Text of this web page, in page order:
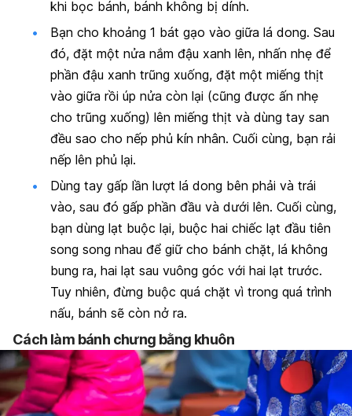
khi bọc bánh, bánh không bị dính.
Bạn cho khoảng 1 bát gạo vào giữa lá dong. Sau
đó, đặt một nửa nắm đậu xanh lên, nhấn nhẹ để
phần đậu xanh trũng xuống, đặt một miếng thịt
vào giữa rồi úp nửa còn lại (cũng được ấn nhẹ
cho trũng xuống) lên miếng thịt và dùng tay san
đều sao cho nếp phủ kín nhân. Cuối cùng, bạn rải
nếp lên phủ lại.
Dùng tay gấp lần lượt lá dong bên phải và trái
vào, sau đó gấp phần đầu và dưới lên. Cuối cùng,
bạn dùng lạt buộc lại, buộc hai chiếc lạt đầu tiên
song song nhau để giữ cho bánh chặt, lá không
bung ra, hai lạt sau vuông góc với hai lạt trước.
Tuy nhiên, đừng buộc quá chặt vì trong quá trình
nấu, bánh sẽ còn nở ra.
Cách làm bánh chưng bằng khuôn